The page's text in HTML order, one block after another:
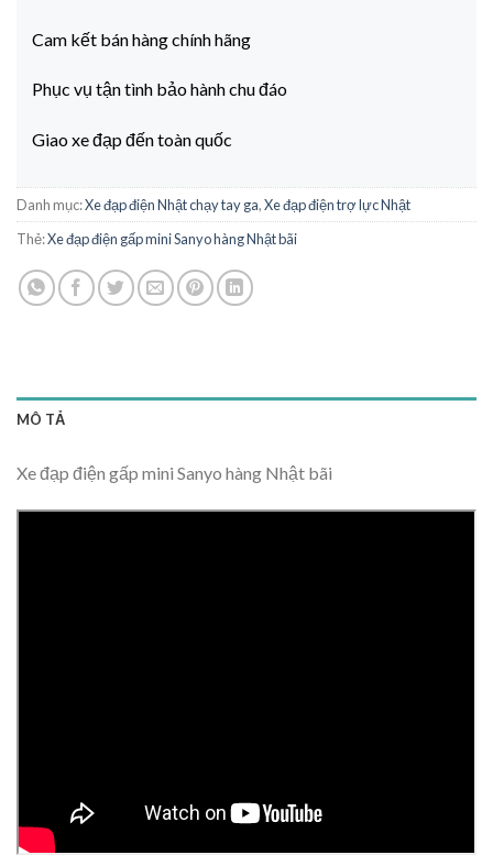
Cam kết bán hàng chính hãng
Phục vụ tận tình bảo hành chu đáo
Giao xe đạp đến toàn quốc
Danh mục:Xe đạp điện Nhật chạy tay ga,Xe đạp điện trợ lực Nhật
Thẻ:Xe đạp điện gấp mini Sanyo hàng Nhật bãi
MÔ TẢ
Xe đạp điện gấp mini Sanyo hàng Nhật bãi